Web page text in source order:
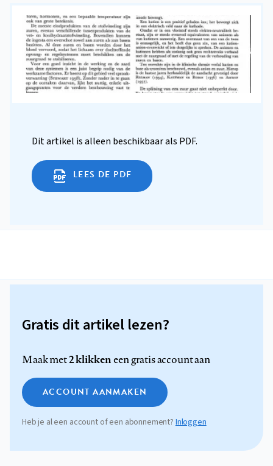
Dit artikel is alleen beschikbaar als PDF.
LEES DE PDF
Gratis dit artikel lezen?
Maak met2 klikkeneen gratis account aan
ACCOUNT AANMAKEN
Heb je al een account of een abonnement? Inloggen